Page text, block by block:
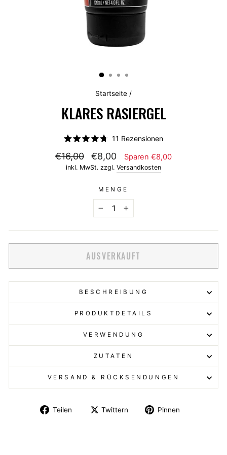
Startseite /
KLARES RASIERGEL
4.8
von
5
11 RezensionenKlicken
um
€16,00 €8,00 Sparen €8,00
inkl. MwSt. zzgl. Versandkosten
MENGE
+
AUSVERKAUFT
BESCHREIBUNG
PRODUKTDETAILS
VERWENDUNG
ZUTATEN
VERSAND & RÜCKSENDUNGEN
Teilen Twittern Pinnen